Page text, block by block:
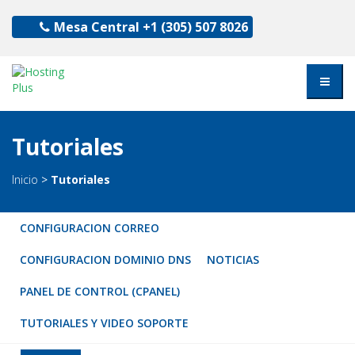
Mesa Central +1 (305) 507 8026
Tutoriales
Inicio > Tutoriales
CONFIGURACION CORREO
CONFIGURACION DOMINIO DNS NOTICIAS
PANEL DE CONTROL (CPANEL)
TUTORIALES Y VIDEO SOPORTE
NOTICIAS
Cómo usar WordPress para crear un sitio web: